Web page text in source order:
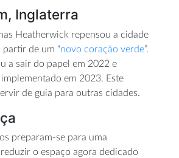
Inglaterra
Heatherwick repensou a cidade
de um “novo coração verde”.
a sair do papel em 2022 e
em 2023. Este
de guia para outras cidades.
preparam-se para uma
o espaço agora dedicado